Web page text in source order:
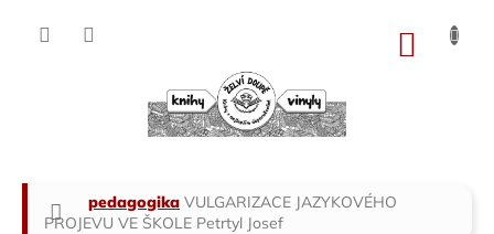
Domů
pedagogika VULGARIZACE JAZYKOVÉHO
PROJEVU VE ŠKOLE Petrtyl Josef